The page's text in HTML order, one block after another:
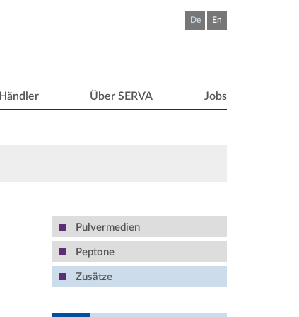
De En
Händler Über SERVA Jobs
Pulvermedien
Peptone
Zusätze